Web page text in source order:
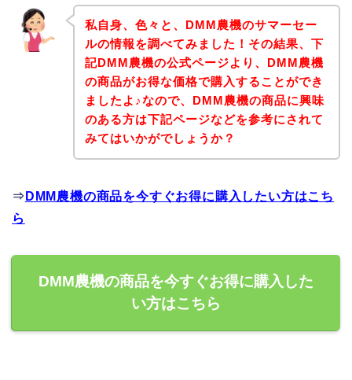
私自身、色々と、DMM農機のサマーセー
ルの情報を調べてみました！その結果、下
記DMM農機の公式ページより、DMM農機
の商品がお得な価格で購入することができ
ましたよ♪なので、DMM農機の商品に興味
のある方は下記ページなどを参考にされて
みてはいかがでしょうか？
⇒ DMM農機の商品を今すぐお得に購入したい方はこち
ら
DMM農機の商品を今すぐお得に購入した
い方はこちら